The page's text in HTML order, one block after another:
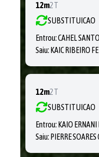
12m2T
SUBSTITUICAO
Entrou:CAHEL
Saiu: KAIC RIBEIRO
12m2T
SUBSTITUICAO
Entrou: KAIO
Saiu: PIERRE SOARES